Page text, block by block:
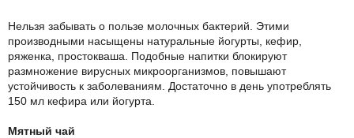
Нельзя забывать о пользе молочных бактерий. Этими
производными насыщены натуральные йогурты, кефир,
ряженка, простокваша. Подобные напитки блокируют
размножение вирусных микроорганизмов, повышают
устойчивость к заболеваниям. Достаточно в день употреблять
150 мл кефира или йогурта.
Мятный чай